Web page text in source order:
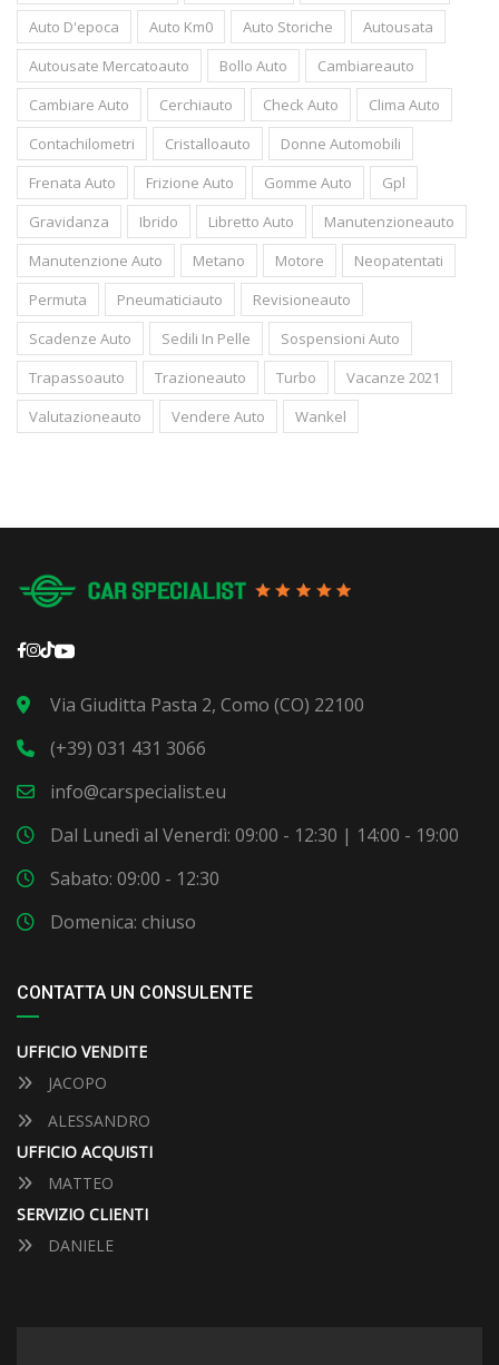
Auto D'epoca
Auto Km0 Auto Storiche
Autousata
Autousate Mercatoauto
Bollo Auto
Cambiareauto
Cambiare Auto
Cerchiauto Check Auto
Clima Auto
Contachilometri
Cristalloauto
Donne Automobili
Frenata Auto
Frizione Auto Gomme Auto
Gpl
Gravidanza
Ibrido Libretto Auto
Manutenzioneauto
Manutenzione Auto
Metano Motore
Neopatentati
Permuta
Pneumaticiauto
Revisioneauto
Scadenze Auto
Sedili In Pelle
Sospensioni Auto
Trapassoauto
Trazioneauto Turbo
Vacanze 2021
Valutazioneauto
Vendere Auto Wankel
Via Giuditta Pasta 2, Como (CO) 22100
(+39) 031 431 3066
info@carspecialist.eu
Dal Lunedì al Venerdì: 09:00 - 12:30 | 14:00 - 19:00
Sabato: 09:00 - 12:30
Domenica: chiuso
CONTATTA UN CONSULENTE
UFFICIO VENDITE
JACOPO
ALESSANDRO
UFFICIO ACQUISTI
MATTEO
SERVIZIO CLIENTI
DANIELE